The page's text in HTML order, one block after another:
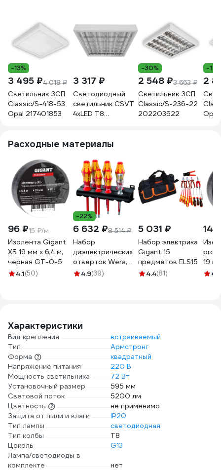
-13%
3 495 ₽4 018 ₽
Светильник ЗСП
Classic/S-418-53
Opal 217401853
3 317 ₽
Светодиодный
светильник CSVT
4хLED T8
G13 без лампы с
ЦБ-00010356
-30%
2 548 ₽3 663 ₽
Светильник ЗСП
Classic/S-236-22
202203622
-17%
2
Opal
Расходные материалы
96 ₽15 ₽/м
Изолента Gigant
ХБ 19 мм х 6,4 м,
черная GT-0-5
4.1(50)
-22%
6 632 ₽8 514 ₽
Набор
диэлектрических
отверток Wera,
VDE, индикатор
4.9(39)
5 031 ₽
Набор электрика
Gigant 15
предметов ELS15
4.4(81)
19
4.7
Характеристики
Вид крепления
встраиваемый
Тип
Армстронг
Форма
квадратный
Напряжение питания
220 В
Мощность светильника
72 Вт
Установочный размер
595 мм
Световой поток
5200 лм
Цветность
не применимо
Защита от пыли и влаги
IP20
Тип лампы
светодиодная
Тип колбы
T8
Цоколь
G13
Лампа/светодиоды в
комплекте
нет